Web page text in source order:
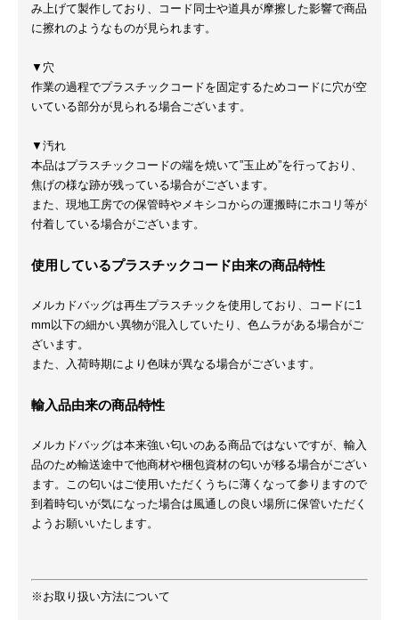
み上げて製作しており、コード同士や道具が摩擦した影響で商品
に擦れのようなものが見られます。
▼穴
作業の過程でプラスチックコードを固定するためコードに穴が空
いている部分が見られる場合ございます。
▼汚れ
本品はプラスチックコードの端を焼いて”玉止め”を行っており、
焦げの様な跡が残っている場合がございます。
また、現地工房での保管時やメキシコからの運搬時にホコリ等が
付着している場合がございます。
使用しているプラスチックコード由来の商品特性
メルカドバッグは再生プラスチックを使用しており、コードに1
mm以下の細かい異物が混入していたり、色ムラがある場合がご
ざいます。
また、入荷時期により色味が異なる場合がございます。
輸入品由来の商品特性
メルカドバッグは本来強い匂いのある商品ではないですが、輸入
品のため輸送途中で他商材や梱包資材の匂いが移る場合がござい
ます。この匂いはご使用いただくうちに薄くなって参りますので
到着時匂いが気になった場合は風通しの良い場所に保管いただく
ようお願いいたします。
※お取り扱い方法について